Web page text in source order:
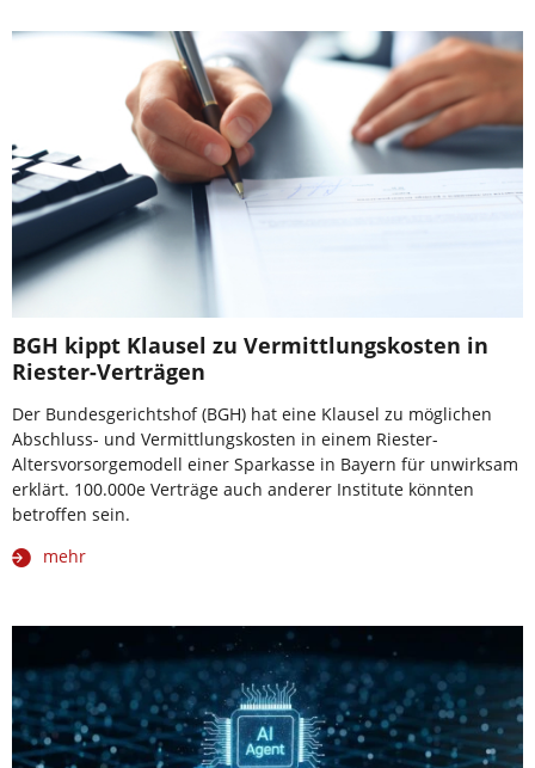
BGH kippt Klausel zu Vermittlungskosten in
Riester-Verträgen
Der Bundesgerichtshof (BGH) hat eine Klausel zu möglichen
Abschluss- und Vermittlungskosten in einem Riester-
Altersvorsorgemodell einer Sparkasse in Bayern für unwirksam
erklärt. 100.000e Verträge auch anderer Institute könnten
betroffen sein.
mehr